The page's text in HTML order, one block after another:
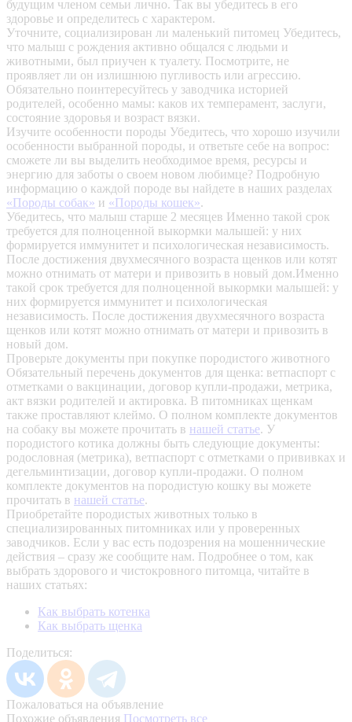
будущим членом семьи лично. Так вы убедитесь в его
здоровье и определитесь с характером.
Уточните, социализирован ли маленький питомец Убедитесь,
что малыш с рождения активно общался с людьми и
животными, был приучен к туалету. Посмотрите, не
проявляет ли он излишнюю пугливость или агрессию.
Обязательно поинтересуйтесь у заводчика историей
родителей, особенно мамы: каков их темперамент, заслуги,
состояние здоровья и возраст вязки.
Изучите особенности породы Убедитесь, что хорошо изучили
особенности выбранной породы, и ответьте себе на вопрос:
сможете ли вы выделить необходимое время, ресурсы и
энергию для заботы о своем новом любимце? Подробную
информацию о каждой породе вы найдете в наших разделах
«Породы собак» и «Породы кошек».
Убедитесь, что малыш старше 2 месяцев Именно такой срок
требуется для полноценной выкормки малышей: у них
формируется иммунитет и психологическая независимость.
После достижения двухмесячного возраста щенков или котят
можно отнимать от матери и привозить в новый дом.Именно
такой срок требуется для полноценной выкормки малышей: у
них формируется иммунитет и психологическая
независимость. После достижения двухмесячного возраста
щенков или котят можно отнимать от матери и привозить в
новый дом.
Проверьте документы при покупке породистого животного
Обязательный перечень документов для щенка: ветпаспорт с
отметками о вакцинации, договор купли-продажи, метрика,
акт вязки родителей и актировка. В питомниках щенкам
также проставляют клеймо. О полном комплекте документов
на собаку вы можете прочитать в нашей статье. У
породистого котика должны быть следующие документы:
родословная (метрика), ветпаспорт с отметками о прививках и
дегельминтизации, договор купли-продажи. О полном
комплекте документов на породистую кошку вы можете
прочитать в нашей статье.
Приобретайте породистых животных только в
специализированных питомниках или у проверенных
заводчиков. Если у вас есть подозрения на мошеннические
действия – сразу же сообщите нам. Подробнее о том, как
выбрать здорового и чистокровного питомца, читайте в
наших статьях:
Как выбрать котенка
Как выбрать щенка
Поделиться:
Пожаловаться на объявление
Похожие объявления Посмотреть все